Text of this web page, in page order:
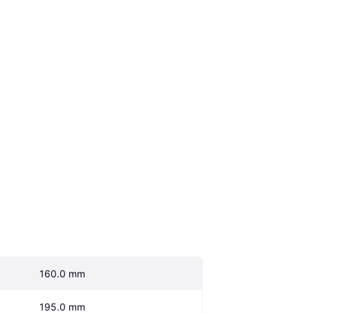
160.0 mm
195.0 mm